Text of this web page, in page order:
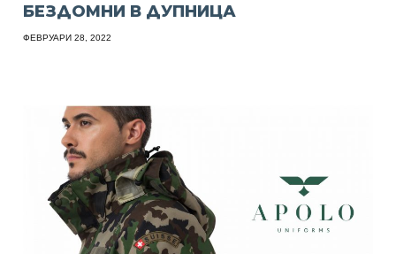
БЕЗДОМНИ В ДУПНИЦА
ФЕВРУАРИ 28, 2022